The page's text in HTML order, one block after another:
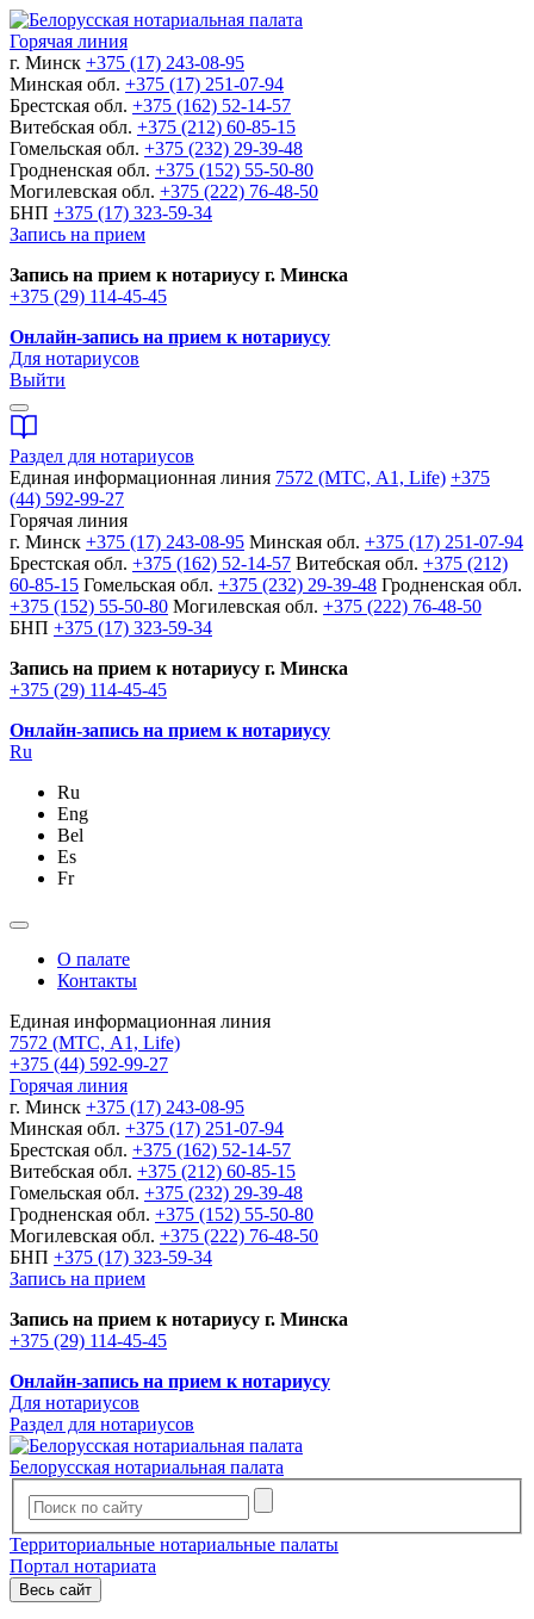
Горячая линия
г. Минск +375 (17) 243-08-95
Минская обл. +375 (17) 251-07-94
Брестская обл. +375 (162) 52-14-57
Витебская обл. +375 (212) 60-85-15
Гомельская обл. +375 (232) 29-39-48
Гродненская обл. +375 (152) 55-50-80
Могилевская обл. +375 (222) 76-48-50
БНП +375 (17) 323-59-34
Запись на прием
Запись на прием к нотариусу г. Минска
+375 (29) 114-45-45
Онлайн-запись на прием к нотариусу
Для нотариусов
Выйти
Раздел для нотариусов
Единая информационная линия 7572 (МТС, A1, Life) +375
(44) 592-99-27
Горячая линия
г. Минск +375 (17) 243-08-95 Минская обл. +375 (17) 251-07-94
Брестская обл. +375 (162) 52-14-57 Витебская обл. +375 (212)
60-85-15 Гомельская обл. +375 (232) 29-39-48 Гродненская обл.
+375 (152) 55-50-80 Могилевская обл. +375 (222) 76-48-50
БНП +375 (17) 323-59-34
Запись на прием к нотариусу г. Минска
+375 (29) 114-45-45
Онлайн-запись на прием к нотариусу
Ru
Ru
Eng
Bel
Es
Fr
О палате
Контакты
Единая информационная линия
7572 (МТС, A1, Life)
+375 (44) 592-99-27
Горячая линия
г. Минск +375 (17) 243-08-95
Минская обл. +375 (17) 251-07-94
Брестская обл. +375 (162) 52-14-57
Витебская обл. +375 (212) 60-85-15
Гомельская обл. +375 (232) 29-39-48
Гродненская обл. +375 (152) 55-50-80
Могилевская обл. +375 (222) 76-48-50
БНП +375 (17) 323-59-34
Запись на прием
Запись на прием к нотариусу г. Минска
+375 (29) 114-45-45
Онлайн-запись на прием к нотариусу
Для нотариусов
Раздел для нотариусов
Белорусская нотариальная палата
Территориальные нотариальные палаты
Портал нотариата
Весь сайт